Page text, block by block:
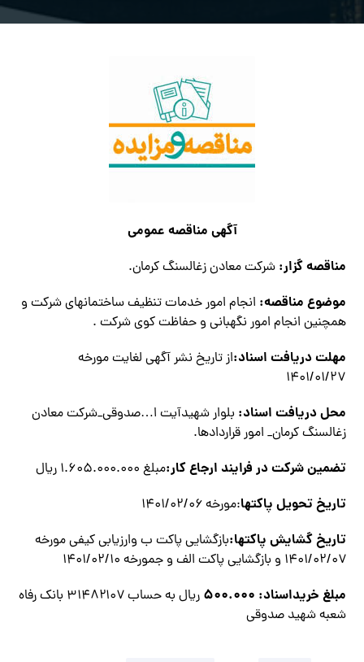
آگهي مناقصه عمومي
مناقصه گزار:شركت معادن زغالسنگ كرمان.
موضوع مناقصه: انجام امور خدمات تنظيف ساختمانهاي شركت و
همچنين انجام امور نگهباني و حفاظت كوي شركت .
مهلت دريافت اسناد:از تاريخ نشر آگهی لغایت مورخه
۱۴۰۱/۰۱/۲۷
محل دريافت اسناد: بلوار شهيدآيت ا…صدوقي_شركت معادن
زغالسنگ کرمان_ امور قراردادها.
تضمين شركت در فرایند ارجاع کار:مبلغ ۱.۶۰۵.۰۰۰.۰۰۰ ریال
تاريخ تحويل پاكتها:مورخه ۱۴۰۱/۰۲/۰۶
تاريخ گشايش پاكتها:بازگشایی پاکت ب وارزیابی کیفی مورخه
۱۴۰۱/۰۲/۰۷ و بازگشایی پاکت الف و جمورخه ۱۴۰۱/۰۲/۱۰
مبلغ خريداسناد: ۵۰۰.۰۰۰
ريال به حساب ۳۱۴۸۲۱۰۷ بانک رفاه
شعبه شهيد صدوقي